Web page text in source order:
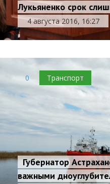
Лукьяненко срок
4 августа 2016, 16:27
0 Транспорт
Губернатор
важными